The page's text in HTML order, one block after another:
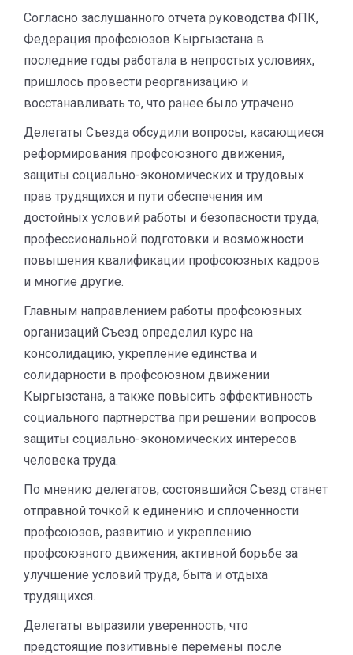
Согласно заслушанного отчета руководства ФПК,
Федерация профсоюзов Кыргызстана в
последние годы работала в непростых условиях,
пришлось провести реорганизацию и
восстанавливать то, что ранее было утрачено.
Делегаты Съезда обсудили вопросы, касающиеся
реформирования профсоюзного движения,
защиты социально-экономических и трудовых
прав трудящихся и пути обеспечения им
достойных условий работы и безопасности труда,
профессиональной подготовки и возможности
повышения квалификации профсоюзных кадров
и многие другие.
Главным направлением работы профсоюзных
организаций Съезд определил курс на
консолидацию, укрепление единства и
солидарности в профсоюзном движении
Кыргызстана, а также повысить эффективность
социального партнерства при решении вопросов
защиты социально-экономических интересов
человека труда.
По мнению делегатов, состоявшийся Съезд станет
отправной точкой к единению и сплоченности
профсоюзов, развитию и укреплению
профсоюзного движения, активной борьбе за
улучшение условий труда, быта и отдыха
трудящихся.
Делегаты выразили уверенность, что
предстоящие позитивные перемены после